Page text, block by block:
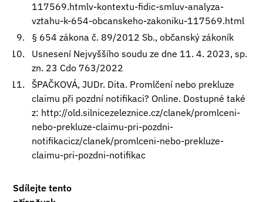
117569.htmlv-kontextu-fidic-smluv-analyza-
vztahu-k-654-obcanskeho-zakoniku-117569.html
§ 654 zákona č. 89/2012 Sb., občanský zákoník
Usnesení Nejvyššího soudu ze dne 11. 4. 2023, sp.
zn. 23 Cdo 763/2022
ŠPAČKOVÁ, JUDr. Dita. Promlčení nebo prekluze
claimu při pozdní notifikaci? Online. Dostupné také
z: http://old.silnicezeleznice.cz/clanek/promlceni-
nebo-prekluze-claimu-pri-pozdni-
notifikacicz/clanek/promlceni-nebo-prekluze-
claimu-pri-pozdni-notifikac
Sdílejte tento